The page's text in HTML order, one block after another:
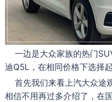
一边是大众家族的热门
迪Q5L，在相同价格下选择
首先我们来看上汽大众途
相信不用再过多介绍了，在